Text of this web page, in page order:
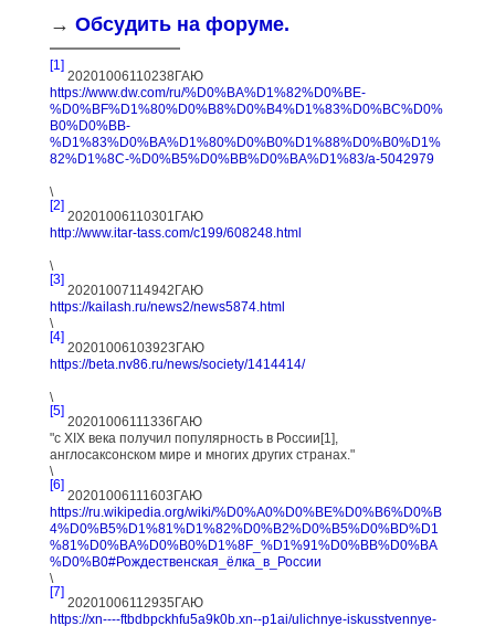
→ Обсудить на форуме.
[1]
20201006110238ГАЮ
https://www.dw.com/ru/%D0%BA%D1%82%D0%BE-
%D0%BF%D1%80%D0%B8%D0%B4%D1%83%D0%BC%D0%
B0%D0%BB-
%D1%83%D0%BA%D1%80%D0%B0%D1%88%D0%B0%D1%
82%D1%8C-%D0%B5%D0%BB%D0%BA%D1%83/a-5042979
\
[2]
20201006110301ГАЮ
http://www.itar-tass.com/c199/608248.html
\
[3]
20201007114942ГАЮ
https://kailash.ru/news2/news5874.html
\
[4]
20201006103923ГАЮ
https://beta.nv86.ru/news/society/1414414/
\
[5]
20201006111336ГАЮ
"с XIX века получил популярность в России[1],
англосаксонском мире и многих других странах."
\
[6]
20201006111603ГАЮ
https://ru.wikipedia.org/wiki/%D0%A0%D0%BE%D0%B6%D0%B
4%D0%B5%D1%81%D1%82%D0%B2%D0%B5%D0%BD%D1
%81%D0%BA%D0%B0%D1%8F_%D1%91%D0%BB%D0%BA
%D0%B0#Рождественская_ёлка_в_России
\
[7]
20201006112935ГАЮ
https://xn----ftbdbpckhfu5a9k0b.xn--p1ai/ulichnye-iskusstvennye-